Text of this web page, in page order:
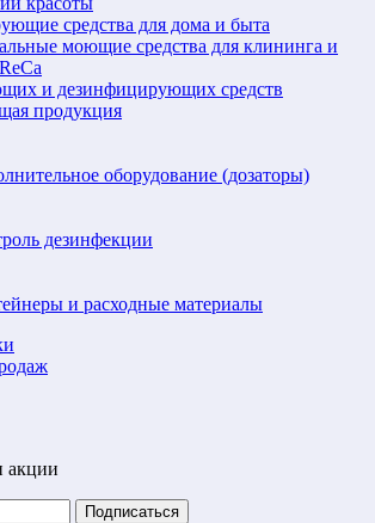
средства для дома и быта
моющие средства для клининга и
и дезинфицирующих средств
продукция
оборудование (дозаторы)
дезинфекции
и расходные материалы
акции
Подписаться